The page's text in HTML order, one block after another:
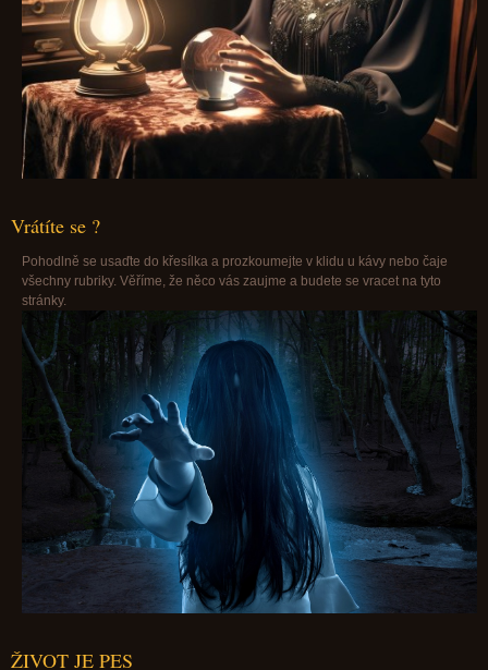
Vrátíte se ?
Pohodlně se usaďte do křesílka a prozkoumejte v klidu u kávy nebo čaje
všechny rubriky. Věříme, že něco vás zaujme a budete se vracet na tyto
stránky.
ŽIVOT JE PES